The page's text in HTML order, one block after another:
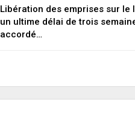
Libération des emprises sur le
un ultime délai de trois
accordé…